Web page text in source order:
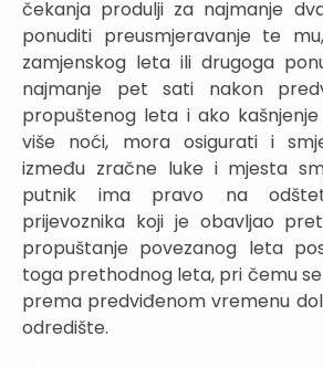
čekanja produlji za najmanje
ponuditi preusmjeravanje te
zamjenskog leta ili drugoga
najmanje pet sati nakon
propuštenog leta i ako kašnjenje
više noći, mora osigurati i
između zračne luke i mjesta
putnik ima pravo na
prijevoznika koji je obavljao
propuštanje povezanog leta
toga prethodnog leta, pri čemu
prema predviđenom vremenu
odredište.